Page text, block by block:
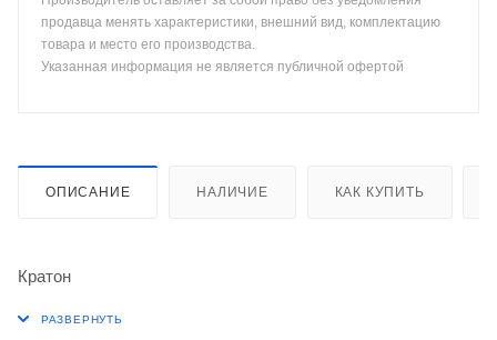
продавца менять характеристики, внешний вид, комплектацию
товара и место его производства.
Указанная информация не является публичной офертой
ОПИСАНИЕ НАЛИЧИЕ КАК КУПИТЬ
Кратон